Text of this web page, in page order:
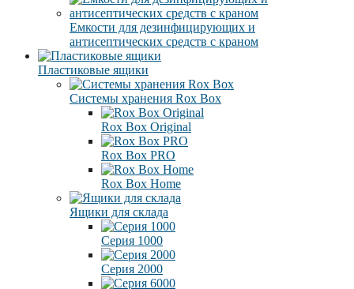
Емкости для дезинфицирующих и
антисептических средств с краном
Пластиковые ящики
Системы хранения Rox Box
Rox Box Original
Rox Box PRO
Rox Box Home
Ящики для склада
Серия 1000
Серия 2000